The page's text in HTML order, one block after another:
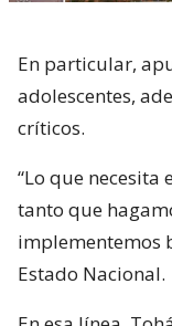
En particular,
adolescentes,
críticos.
“Lo que necesita
tanto que
implementemos
Estado Nacional.